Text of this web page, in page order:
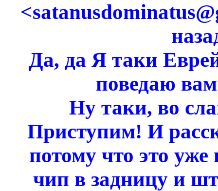
Да, да Я таки
поведаю
Ну таки, во
Приступим! И
потому что это уже
чип в задницу и